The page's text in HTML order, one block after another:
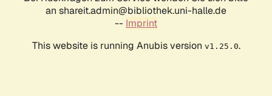
an shareit.admin@bibliothek.uni-halle.de
-- Imprint
This website is running Anubis version v1.25.0.